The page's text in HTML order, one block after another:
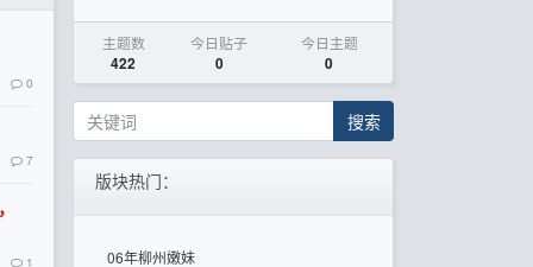
0
7
1
主题数
422
今日贴子
0
今日主题
0
搜索
版块热门：
06年柳州嫩妹